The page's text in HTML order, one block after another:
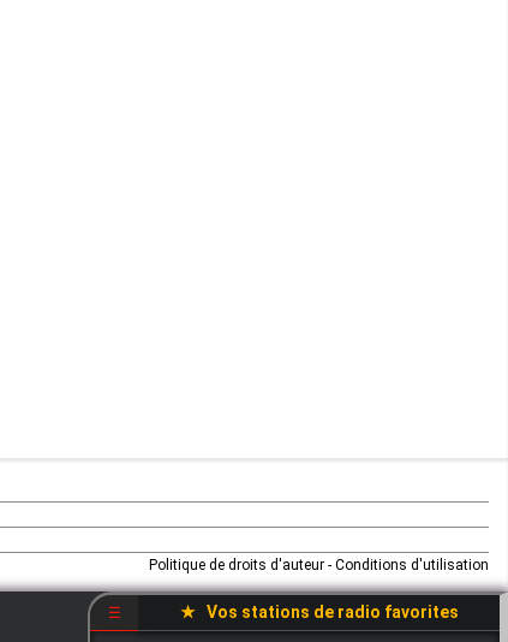
Rd Congo
Politique de droits d'auteur - Conditions d'utilisation
☰ ★ Vos stations de radio favorites